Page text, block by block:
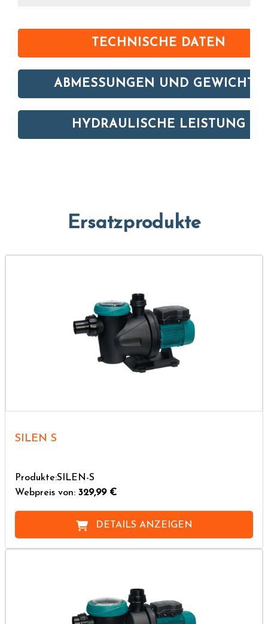
TECHNISCHE DATEN
ABMESSUNGEN UND GEWICHTE
HYDRAULISCHE LEISTUNG
Ersatzprodukte
SILEN S
Produkte:SILEN-S
Webpreis von: 329,99 €
DETAILS ANZEIGEN